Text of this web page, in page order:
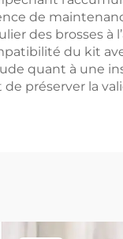
de
des brosses à
du kit
quant à une
préserver la